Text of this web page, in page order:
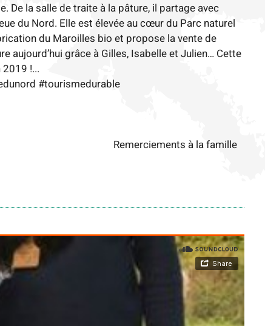
De la salle de traite à la pâture, il partage avec
du Nord. Elle est élevée au cœur du Parc naturel
du Maroilles bio et propose la vente de
aujourd’hui grâce à Gilles, Isabelle et Julien… Cette
!...
#tourismedurable
la famille